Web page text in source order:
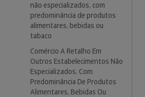
não especializados, com
predominância de produtos
alimentares, bebidas ou
tabaco
Comércio A Retalho Em
Outros Estabelecimentos Não
Especializados, Com
Predominância De Produtos
Alimentares, Bebidas Ou